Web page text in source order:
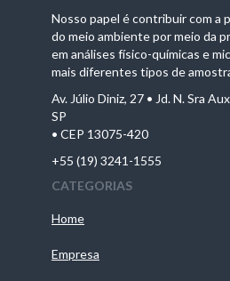
Nosso papel é contribuir com a
do meio ambiente por meio da
em análises físico-químicas e
mais diferentes tipos de
Av. Júlio Diniz, 27 • Jd. N. Sra
SP
• CEP 13075-420
+55 (19) 3241-1555
CATEGORIAS
Home
Empresa